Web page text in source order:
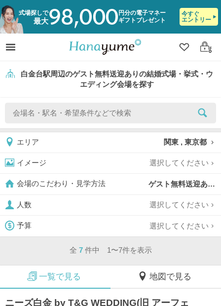
式場探しで
最大98,000 円分の電子マネー
ギフトプレゼント
今すぐ
エントリー
クリップ
ログ
白金台駅周辺のゲスト無料送迎ありの結婚式場・挙式・ウ
エディング会場を探す
エリア 関東 , 東京都
イメージ 選択してください
会場のこだわり・見学方法 ゲスト無料送迎あり,
人数 選択してください
予算 選択してください
全 7 件中 1〜7件を表示
一覧で見る 地図で見る
ニーズ白金 by T&G WEDDING(旧 アーフェ